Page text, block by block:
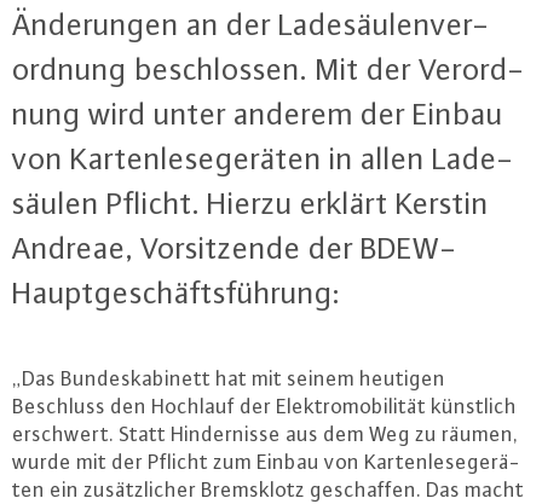
Än­de­run­gen an der La­de­säu­len­ver­
ord­nung be­schlos­sen. Mit der Ver­ord­
nung wird unter anderem der Einbau
von Kar­ten­le­se­ge­rä­ten in allen La­de­
säu­len Pflicht. Hierzu erklärt Kerstin
Andreae, Vor­sit­zen­de der BDEW-
Haupt­ge­schäfts­füh­rung:
„Das Bun­des­ka­bi­nett hat mit seinem heutigen
Beschluss den Hochlauf der Elek­tro­mo­bi­li­tät künstlich
erschwert. Statt Hin­der­nis­se aus dem Weg zu räumen,
wurde mit der Pflicht zum Einbau von Kar­ten­le­se­ge­rä­
ten ein zu­sätz­li­cher Brems­klotz ge­schaf­fen. Das macht